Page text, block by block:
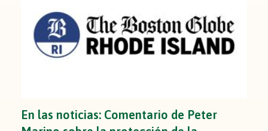
En las noticias: Comentario de Peter